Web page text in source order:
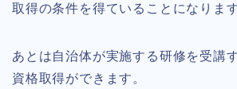
取得の条件を得ていることになります
あとは自治体が実施する研修を受講
資格取得ができます。